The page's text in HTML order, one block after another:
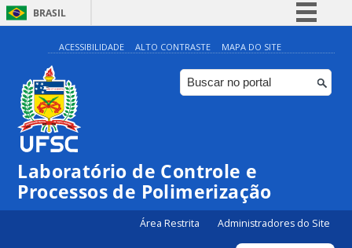
BRASIL
Simplifique!
Comunica BR
Participe
Canais
ACESSIBILIDADE ALTO CONTRASTE MAPA DO SITE
Laboratório de Controle e
Processos de Polimerização
Área Restrita Administradores do Site